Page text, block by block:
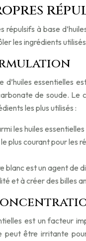
répulsifs à base
les ingrédients
essentielles
de soude. Le
les plus utilisés :
les huiles
le plus courant pour les
blanc est un agent de
et à créer des billes
est un facteur
peut être irritante